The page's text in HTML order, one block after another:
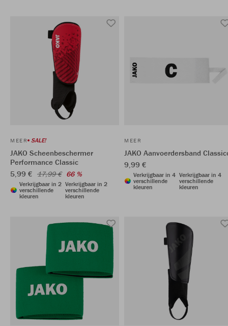
MEER SALE!
JAKO Scheenbeschermer
Performance Classic
5,99 € 17,99 € 66 %
Verkrijgbaar in 2
verschillende
kleuren
Verkrijgbaar in 2
verschillende
kleuren
MEER
JAKO Aanvoerdersband
9,99 €
Verkrijgbaar in 4
verschillende
kleuren
Verkrijgbaar in 4
verschillende
kleuren